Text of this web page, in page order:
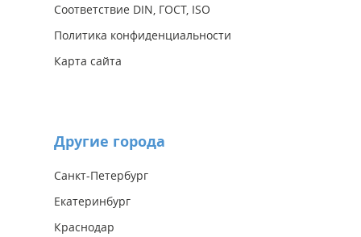
Соответствие DIN, ГОСТ, ISO
Политика конфиденциальности
Карта сайта
Другие города
Санкт-Петербург
Екатеринбург
Краснодар